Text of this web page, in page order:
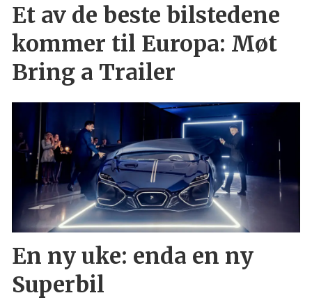
Et av de beste bilstedene
kommer til Europa: Møt
Bring a Trailer
En ny uke: enda en ny
Superbil